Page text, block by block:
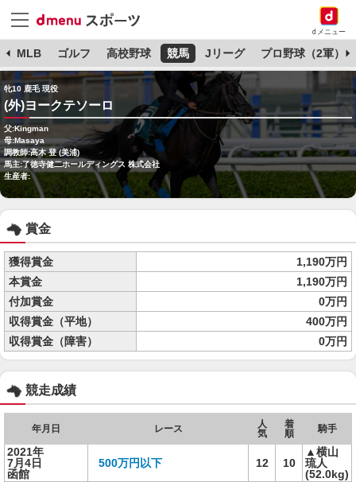
dメニュー
MLB ゴルフ 高校野球 競馬 Jリーグ プロ野球（2軍）
牝10 鹿毛 現役
(外)ヨークテソーロ
父:Kingman
母:Masaya
調教師:高木 登 (美浦)
馬主:了徳寺健二ホールディングス 株式会社
生産者:
賞金
獲得賞金
1,190万円
本賞金
1,190万円
付加賞金
0万円
収得賞金（平地）
400万円
収得賞金（障害）
0万円
競走成績
年月日 レース
人
気
着
順
騎手
2021年
7月4日
函館
500万円以下 12 10
▲横山
琉人
(52.0kg)